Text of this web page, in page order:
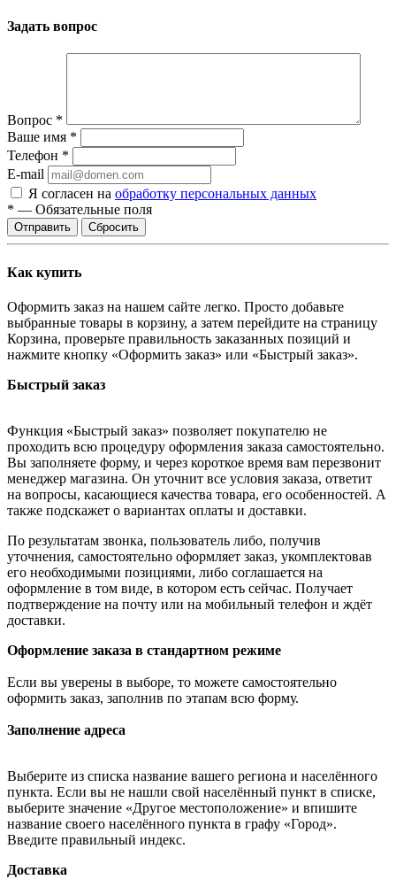
Задать вопрос
Вопрос *
Ваше имя *
Телефон *
E-mail
Я согласен на обработку персональных данных
* — Обязательные поля
Сбросить
Как купить
Оформить заказ на нашем сайте легко. Просто добавьте
выбранные товары в корзину, а затем перейдите на страницу
Корзина, проверьте правильность заказанных позиций и
нажмите кнопку «Оформить заказ» или «Быстрый заказ».
Быстрый заказ
Функция «Быстрый заказ» позволяет покупателю не
проходить всю процедуру оформления заказа самостоятельно.
Вы заполняете форму, и через короткое время вам перезвонит
менеджер магазина. Он уточнит все условия заказа, ответит
на вопросы, касающиеся качества товара, его особенностей. А
также подскажет о вариантах оплаты и доставки.
По результатам звонка, пользователь либо, получив
уточнения, самостоятельно оформляет заказ, укомплектовав
его необходимыми позициями, либо соглашается на
оформление в том виде, в котором есть сейчас. Получает
подтверждение на почту или на мобильный телефон и ждёт
доставки.
Оформление заказа в стандартном режиме
Если вы уверены в выборе, то можете самостоятельно
оформить заказ, заполнив по этапам всю форму.
Заполнение адреса
Выберите из списка название вашего региона и населённого
пункта. Если вы не нашли свой населённый пункт в списке,
выберите значение «Другое местоположение» и впишите
название своего населённого пункта в графу «Город».
Введите правильный индекс.
Доставка